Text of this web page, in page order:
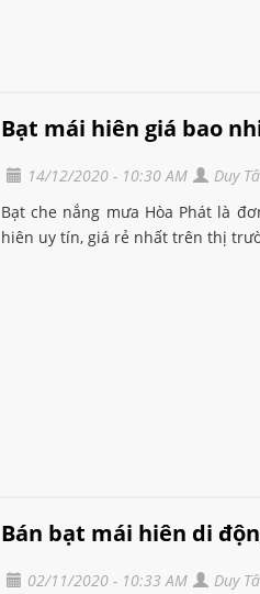
Bạt mái hiên giá bao
14/12/2020 - 10:30 AM
Duy
Bạt che nắng mưa Hòa Phát là
hiên uy tín, giá rẻ nhất trên thị
Bán bạt mái hiên di
02/11/2020 - 10:33 AM
Duy